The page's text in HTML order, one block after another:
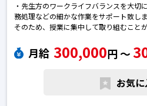
・先生方のワークライフバランスを大切
務処理などの細かな作業をサポート致しま
そのため、授業に集中して取り組むこと
月給 300,000円 〜
お気に